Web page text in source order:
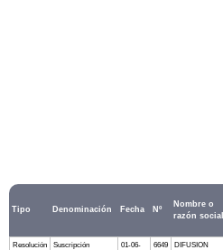
Tipo Denominación Fecha Nº
Nombre o
razón social
Resolución Suscripción 01-06- 6649 DIFUSION